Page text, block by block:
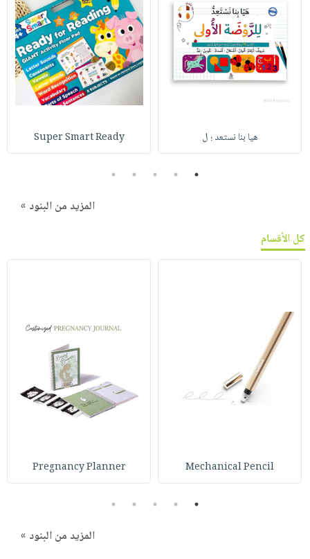
هيا بنا نستعد ؛ ل Super Smart Ready
1
2
3
4
5
المزيد من البنود »
كل الأقسام
Mechanical Pencil
Pregnancy Planner
1
2
3
4
5
المزيد من البنود »